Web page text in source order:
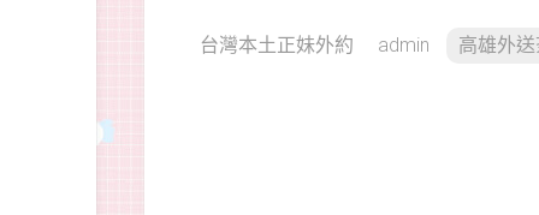
台灣本土正妹外約 admin 高雄外